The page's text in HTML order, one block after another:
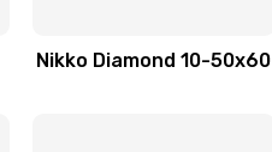
Nikko Diamond 10-50x60